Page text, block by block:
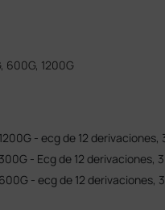
600G, 1200G
- ecg de 12
- Ecg de 12 derivaciones,
- ecg de 12